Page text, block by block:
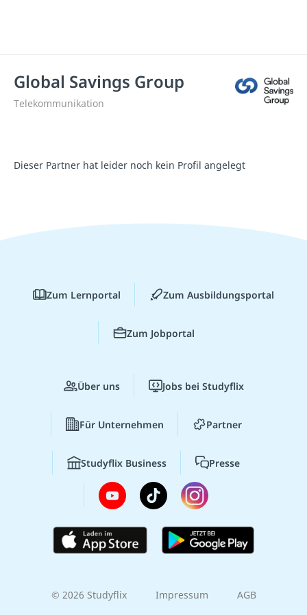
Global Savings Group
Telekommunikation
Dieser Partner hat leider noch kein Profil angelegt
Zum Lernportal Zum Ausbildungsportal
Zum Jobportal
Über uns Jobs bei Studyflix
Für Unternehmen Partner
Studyflix Business Presse
© 2026 Studyflix Impressum AGB